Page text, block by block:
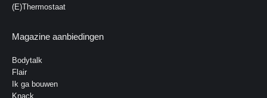
(E)Thermostaat
Magazine aanbiedingen
Bodytalk
Flair
Ik ga bouwen
Knack